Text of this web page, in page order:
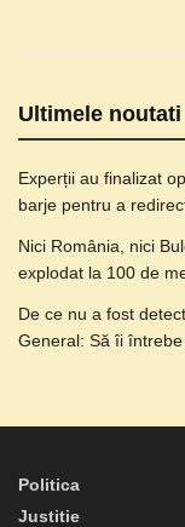
Ultimele noutati
Experții au finalizat
barje pentru a
Nici România, nici
explodat la 100 de
De ce nu a fost
General: Să îi
Politica
Justitie